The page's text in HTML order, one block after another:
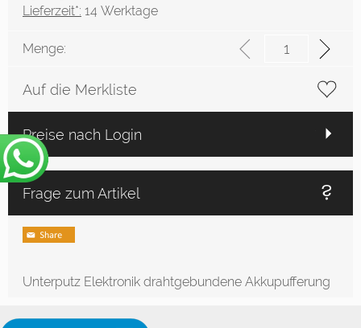
Lieferzeit*: 14 Werktage
Menge:
Auf die Merkliste
Preise nach Login
Frage zum Artikel
Unterputz Elektronik drahtgebundene Akkupufferung